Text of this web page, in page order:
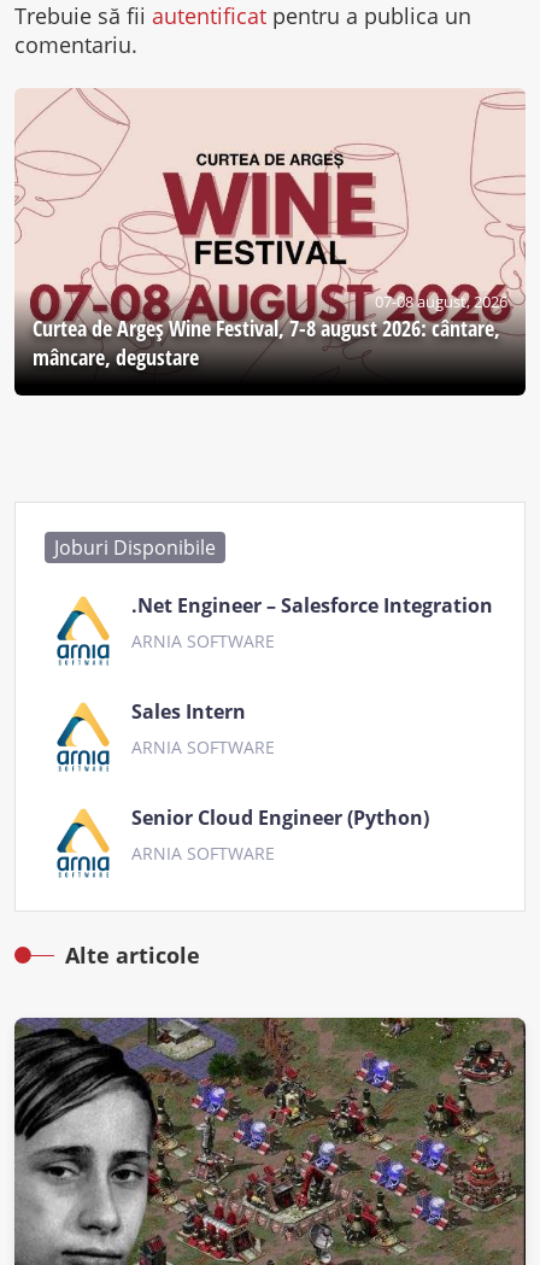
Trebuie să fii autentificat pentru a publica un
comentariu.
07-08 august, 2026
Curtea de Argeş Wine Festival, 7-8 august 2026: cântare,
mâncare, degustare
Joburi Disponibile
.Net Engineer – Salesforce Integration
ARNIA SOFTWARE
Sales Intern
ARNIA SOFTWARE
Senior Cloud Engineer (Python)
ARNIA SOFTWARE
Alte articole